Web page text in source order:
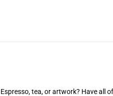
Espresso, tea, or artwork? Have all